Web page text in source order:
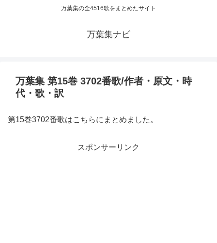
万葉集の全4516歌をまとめたサイト
万葉集ナビ
万葉集 第15巻 3702番歌/作者・原文・時
代・歌・訳
第15巻3702番歌はこちらにまとめました。
スポンサーリンク